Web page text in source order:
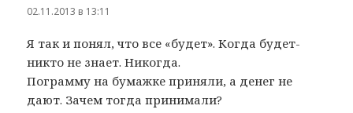
02.11.2013 в 13:11
Я так и понял, что все «будет». Когда будет-
никто не знает. Никогда.
Пограмму на бумажке приняли, а денег не
дают. Зачем тогда принимали?